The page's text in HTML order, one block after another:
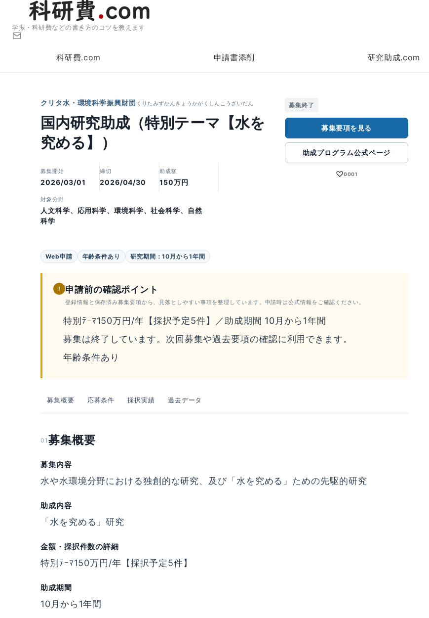
学振・科研費などの書き方のコツを教えます
科研費.com 申請書添削 研究助成.com
クリタ水・環境科学振興財団 くりたみずかんきょうかがくしんこうざいだん
国内研究助成（特別テーマ【水を
究める】）
募集開始
2026/03/01
締切
2026/04/30
助成額
150万円
対象分野
人文科学、応用科学、環境科学、社会科学、自然
科学
募集終了
募集要項を見る
助成プログラム公式ページ
♡0001
Web申請 年齢条件あり 研究期間：10月から1年間
! 申請前の確認ポイント
登録情報と保存済み募集要項から、見落としやすい事項を整理しています。申請時は公式情報をご確認ください。
特別ﾃｰﾏ150万円/年【採択予定5件】／助成期間 10月から1年間
募集は終了しています。次回募集や過去要項の確認に利用できます。
年齢条件あり
募集概要 応募条件 採択実績 過去データ
01 募集概要
募集内容
水や水環境分野における独創的な研究、及び「水を究める」ための先駆的研究
助成内容
「水を究める」研究
金額・採択件数の詳細
特別ﾃｰﾏ150万円/年【採択予定5件】
助成期間
10月から1年間